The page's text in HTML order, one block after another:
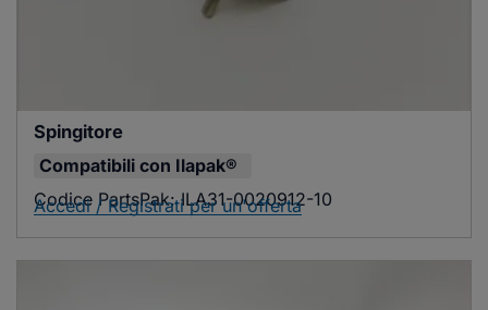
Spingitore
Compatibili con Ilapak®
Codice PartsPak:ILA31-0020912-10
Accedi / Registrati per un'offerta